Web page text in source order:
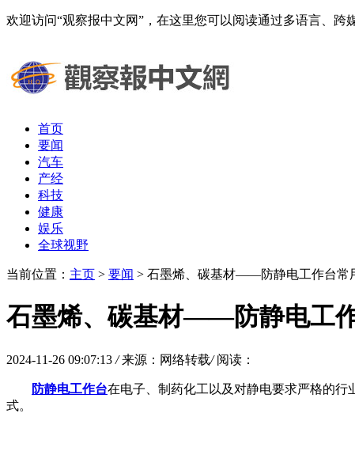
欢迎访问“观察报中文网”，在这里您可以阅读通过多语言、
首页
要闻
汽车
产经
科技
健康
娱乐
全球视野
当前位置： 主页 > 要闻 > 石墨烯、碳基材——防静电工作台常
石墨烯、碳基材——防静电工
2024-11-26 09:07:13 / 来源：网络转载/ 阅读：
防静电工作台在电子、制药化工以及对静电要求严格的
式。